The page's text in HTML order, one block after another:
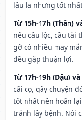
lâu la nhưng tốt
Từ 15h-17h (Thân)
nếu cầu lộc, cầu tài
gỡ có nhiều may
đều gặp thuận lợi.
Từ 17h-19h (Dậu)
cãi cọ, gây chuyện
tốt nhất nên hoãn
tránh lây bệnh. Nói